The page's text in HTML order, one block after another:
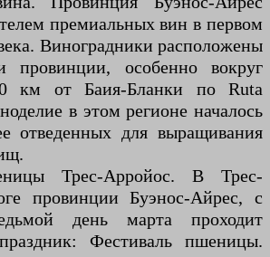
премиальных вин в первом
Виноградники расположены
особенно вокруг
км от Баия-Бланки по Ruta
в этом регионе началось
отведенных для выращивания
Трес-Арройос. В Трес-
провинции Буэнос-Айрес, с
день марта проходит
Фестиваль пшеницы.